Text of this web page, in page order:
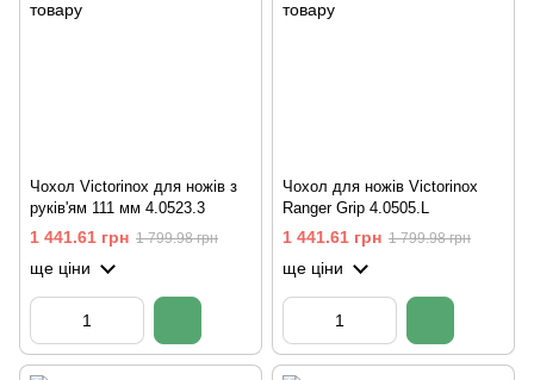
Чохол Victorinox для ножів з
руків'ям 111 мм 4.0523.3
1 441.61 грн 1 799.98 грн
ще ціни
Чохол для ножів Victorinox
Ranger Grip 4.0505.L
1 441.61 грн 1 799.98 грн
ще ціни